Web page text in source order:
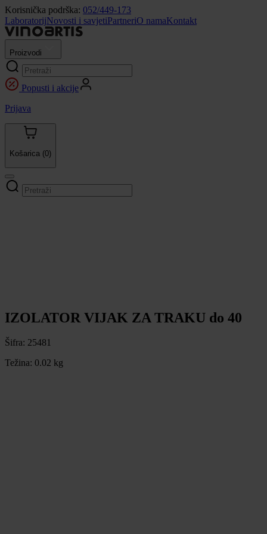
Korisnička podrška: 052/449-173
LaboratorijNovosti i savjetiPartneriO namaKontakt
Proizvodi
Popusti i akcije
Prijava
Košarica (0)
IZOLATOR VIJAK ZA TRAKU do 40
Šifra: 25481
Težina: 0.02 kg